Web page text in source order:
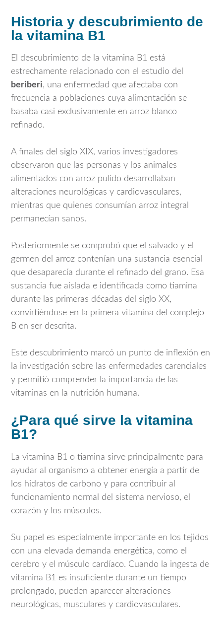
Historia y descubrimiento de
la vitamina B1
El descubrimiento de la vitamina B1 está
estrechamente relacionado con el estudio del
beriberi, una enfermedad que afectaba con
frecuencia a poblaciones cuya alimentación se
basaba casi exclusivamente en arroz blanco
refinado.
A finales del siglo XIX, varios investigadores
observaron que las personas y los animales
alimentados con arroz pulido desarrollaban
alteraciones neurológicas y cardiovasculares,
mientras que quienes consumían arroz integral
permanecían sanos.
Posteriormente se comprobó que el salvado y el
germen del arroz contenían una sustancia esencial
que desaparecía durante el refinado del grano. Esa
sustancia fue aislada e identificada como tiamina
durante las primeras décadas del siglo XX,
convirtiéndose en la primera vitamina del complejo
B en ser descrita.
Este descubrimiento marcó un punto de inflexión en
la investigación sobre las enfermedades carenciales
y permitió comprender la importancia de las
vitaminas en la nutrición humana.
¿Para qué sirve la vitamina
B1?
La vitamina B1 o tiamina sirve principalmente para
ayudar al organismo a obtener energía a partir de
los hidratos de carbono y para contribuir al
funcionamiento normal del sistema nervioso, el
corazón y los músculos.
Su papel es especialmente importante en los tejidos
con una elevada demanda energética, como el
cerebro y el músculo cardíaco. Cuando la ingesta de
vitamina B1 es insuficiente durante un tiempo
prolongado, pueden aparecer alteraciones
neurológicas, musculares y cardiovasculares.